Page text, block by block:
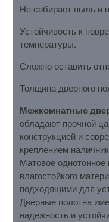
Не собирает пыль и
Устойчивость к
температуры.
Сложно оставить
Толщина дверного
Межкомнатные
обладают прочной
конструкцией и
креплением
Матовое однотонное
влагостойкого
подходящими для
Дверные полотна
надежность и